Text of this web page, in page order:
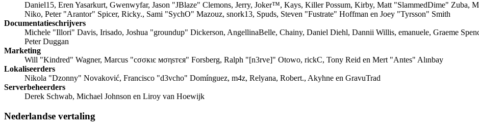
Daniel15, Eren Yasarkurt, Gwenwyfar, Jason "JBlaze" Clemons, Jerry, Joker™, Kays, Killer Possum, Kirby, Matt "SlammedDime" Zuba,
Niko, Peter "Arantor" Spicer, Ricky., Sami "SychO" Mazouz, snork13, Spuds, Steven "Fustrate" Hoffman en Joey "Tyrsson" Smith
Documentatieschrijvers
Michele "Illori" Davis, Irisado, Joshua "groundup" Dickerson, AngellinaBelle, Chainy, Daniel Diehl, Dannii Willis, emanuele, Graeme
Peter Duggan
Marketing
Will "Kindred" Wagner, Marcus "cσσкιє мσηѕтєя" Forsberg, Ralph "[n3rve]" Otowo, rickC, Tony Reid en Mert "Antes" Alınbay
Lokaliseerders
Nikola "Dzonny" Novaković, Francisco "d3vcho" Domínguez, m4z, Relyana, Robert., Akyhne en GravuTrad
Serverbeheerders
Derek Schwab, Michael Johnson en Liroy van Hoewijk
Nederlandse vertaling